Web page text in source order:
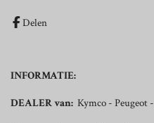
Delen
INFORMATIE:
DEALER van: Kymco - Peugeot